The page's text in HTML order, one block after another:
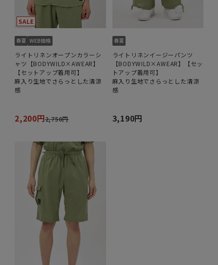
ライトリネンオープンカラーシ
ャツ【BODYWILD×AWEAR】
【セットアップ着用可】
麻入り生地でさらっとした清涼
感
2,200円2,750円
ライトリネンイージーパンツ
【BODYWILD×AWEAR】【セッ
トアップ着用可】
麻入り生地でさらっとした清涼
感
3,190円